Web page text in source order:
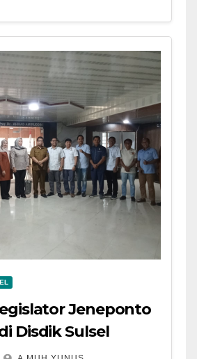
Jeneponto
Disdik Sulsel